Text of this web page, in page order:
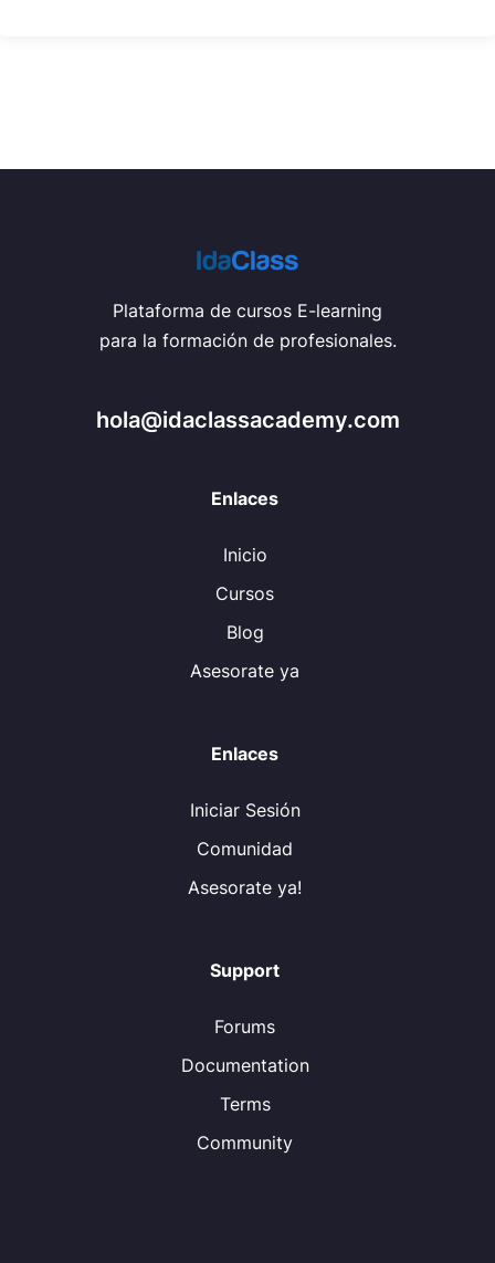
Plataforma de cursos E-learning
para la formación de profesionales.
hola@idaclassacademy.com
Enlaces
Inicio
Cursos
Blog
Asesorate ya
Enlaces
Iniciar Sesión
Comunidad
Asesorate ya!
Support
Forums
Documentation
Terms
Community